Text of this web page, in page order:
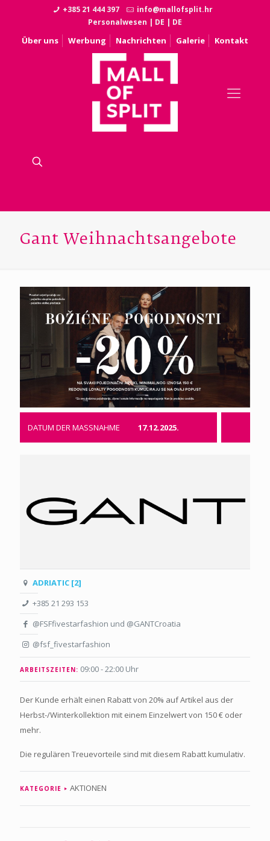
+385 21 444 397
info@mallofsplit.hr
Personalwesen | DE | DE
Über uns Werbung Nachrichten Galerie Kontakt
Gant Weihnachtsangebote
DATUM DER MASSNAHME 17.12.2025.
ADRIATIC [2]
+385 21 293 153
@FSFfivestarfashion und @GANTCroatia
@fsf_fivestarfashion
ARBEITSZEITEN: 09:00 - 22:00 Uhr
Der Kunde erhält einen Rabatt von 20% auf Artikel aus der
Herbst-/Winterkollektion mit einem Einzelwert von 150 € oder
mehr.
Die regulären Treuevorteile sind mit diesem Rabatt kumulativ.
KATEGORIE AKTIONEN